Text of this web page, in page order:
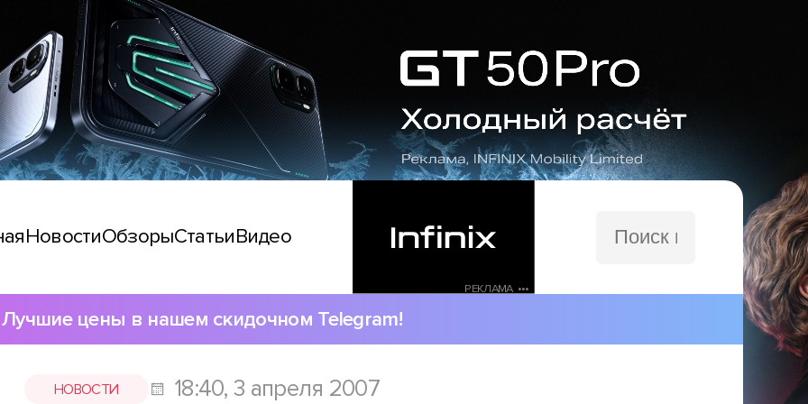
НовостиОбзорыСтатьиВидео
РЕКЛАМА •••
сайту
Лучшие цены в нашем скидочном Telegram!
НОВОСТИ 18:40, 3 апреля 2007